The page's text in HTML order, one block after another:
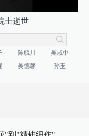
士逝世
陈毓川
吴咸中
吴德馨 孙玉